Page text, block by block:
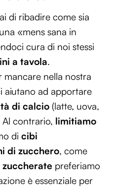
di ribadire come sia
«mens sana in
cura di noi stessi
a tavola.
nella nostra
aiutano ad apportare
di calcio (latte, uova,
Al contrario, limitiamo
di cibi
di zucchero, come
zuccherate preferiamo
è essenziale per